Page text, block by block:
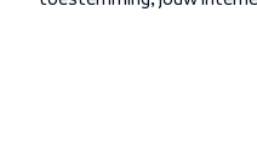
Algemene